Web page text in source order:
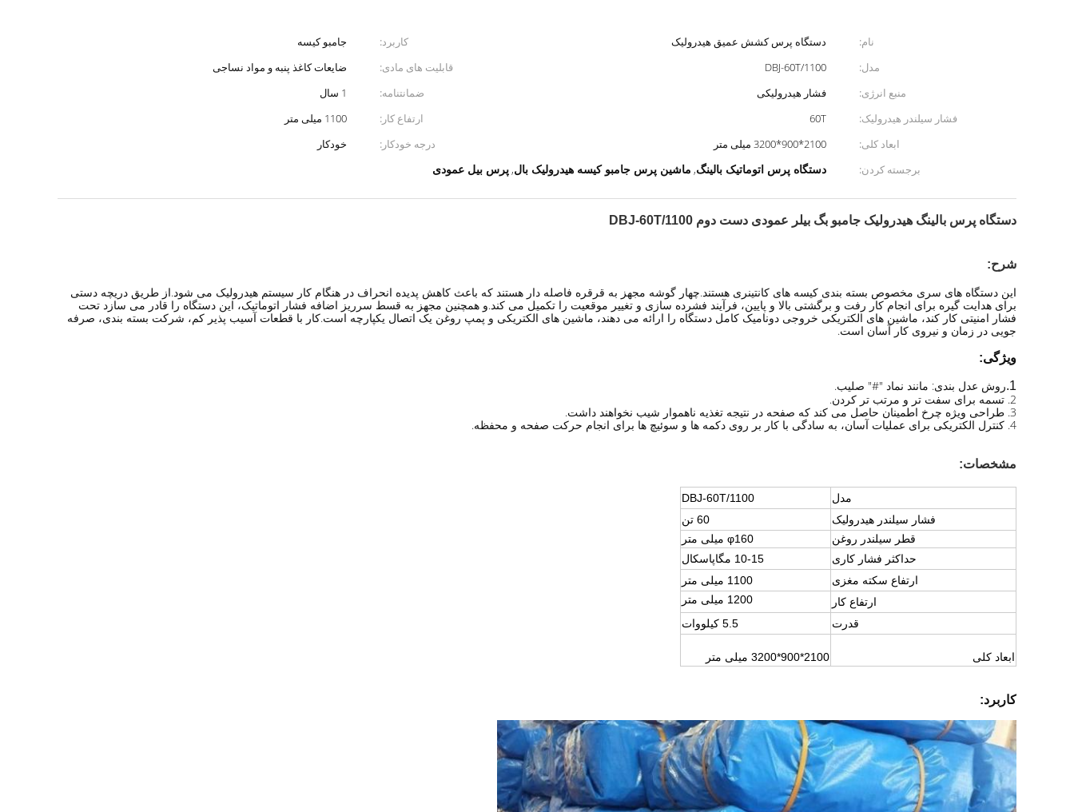
نام: دستگاه پرس کشش عمیق هیدرولیک کاربرد:
جامبو کیسه
مدل:
DBJ-60T/1100 قابلیت های مادی:
ضایعات کاغذ پنبه و مواد نساجی
منبع انرژی:
فشار هیدرولیکی ضمانتنامه:
1 سال
فشار سیلندر هیدرولیک:
60T ارتفاع کار:
1100 میلی متر
ابعاد کلی:
2100*900*3200 میلی متر درجه خودکار:
خودکار
برجسته کردن:
دستگاه پرس اتوماتیک بالینگ, ماشین پرس جامبو کیسه هیدرولیک بال, پرس بیل عمودی
دستگاه پرس بالینگ هیدرولیک جامبو بگ بیلر عمودی دست دوم DBJ-60T/1100
شرح:
این دستگاه های سری مخصوص بسته بندی کیسه های کانتینری هستند.چهار گوشه مجهز به قرقره فاصله دار هستند که باعث کاهش پدیده انحراف در هنگام کار سیستم هیدرولیک می شود.از طریق دریچه دستی
برای هدایت گیره برای انجام کار رفت و برگشتی بالا و پایین، فرآیند فشرده سازی و تغییر موقعیت را تکمیل می کند.و همچنین مجهز به قسط سرریز اضافه فشار اتوماتیک، این دستگاه را قادر می سازد تحت
فشار امنیتی کار کند، ماشین های الکتریکی خروجی دونامیک کامل دستگاه را ارائه می دهند، ماشین های الکتریکی و پمپ روغن یک اتصال یکپارچه است.کار با قطعات آسیب پذیر کم، شرکت بسته بندی، صرفه
جویی در زمان و نیروی کار آسان است.
ویژگی:
1. روش عدل بندی: مانند نماد "#" صلیب.
2. تسمه برای سفت تر و مرتب تر کردن.
3. طراحی ویژه چرخ اطمینان حاصل می کند که صفحه در نتیجه تغذیه ناهموار شیب نخواهند داشت.
4. کنترل الکتریکی برای عملیات آسان، به سادگی با کار بر روی دکمه ها و سوئیچ ها برای انجام حرکت صفحه و محفظه.
مشخصات:
مدل
DBJ-60T/1100
فشار سیلندر هیدرولیک
60 تن
قطر سیلندر روغن
φ160 میلی متر
حداکثر فشار کاری
10-15 مگاپاسکال
ارتفاع سکته مغزی
1100 میلی متر
ارتفاع کار
1200 میلی متر
قدرت
5.5 کیلووات
ابعاد کلی 2100*900*3200 میلی متر
کاربرد: